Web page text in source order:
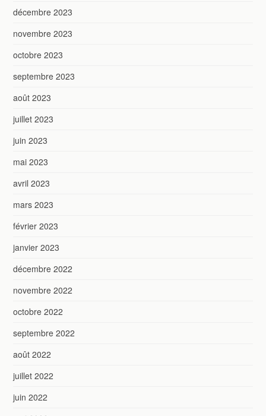
décembre 2023
novembre 2023
octobre 2023
septembre 2023
août 2023
juillet 2023
juin 2023
mai 2023
avril 2023
mars 2023
février 2023
janvier 2023
décembre 2022
novembre 2022
octobre 2022
septembre 2022
août 2022
juillet 2022
juin 2022